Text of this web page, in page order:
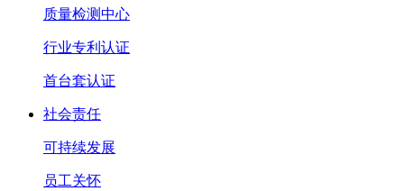
质量检测中心
行业专利认证
首台套认证
社会责任
可持续发展
员工关怀